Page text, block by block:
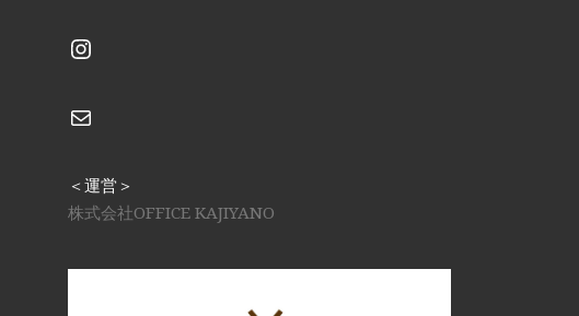
Instagram
メール
＜運営＞
株式会社OFFICE KAJIYANO